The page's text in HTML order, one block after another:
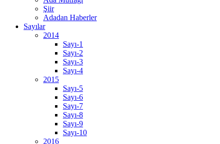
Şiir
Adadan Haberler
Sayılar
2014
Sayı-1
Sayı-2
Sayı-3
Sayı-4
2015
Sayı-5
Sayı-6
Sayı-7
Sayı-8
Sayı-9
Sayı-10
2016